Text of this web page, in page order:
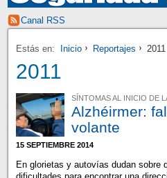
Canal RSS
Estás en: Inicio Reportajes 2011
2011
SÍNTOMAS AL INICIO DE
Alzhéirmer:
volante
15 SEPTIEMBRE 2014
En glorietas y autovías dudan sobre